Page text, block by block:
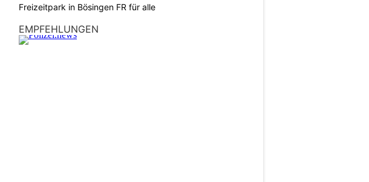
Freizeitpark in Bösingen FR für alle
EMPFEHLUNGEN